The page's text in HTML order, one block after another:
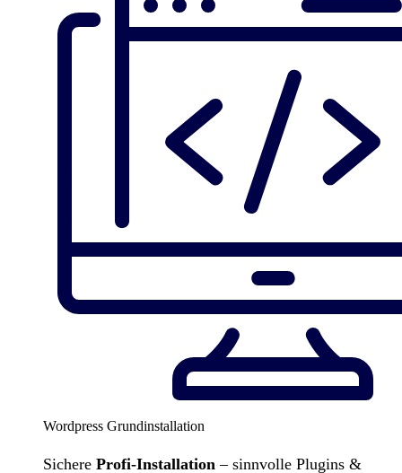
Wordpress Grundinstallation
Sichere Profi-Installation – sinnvolle Plugins &